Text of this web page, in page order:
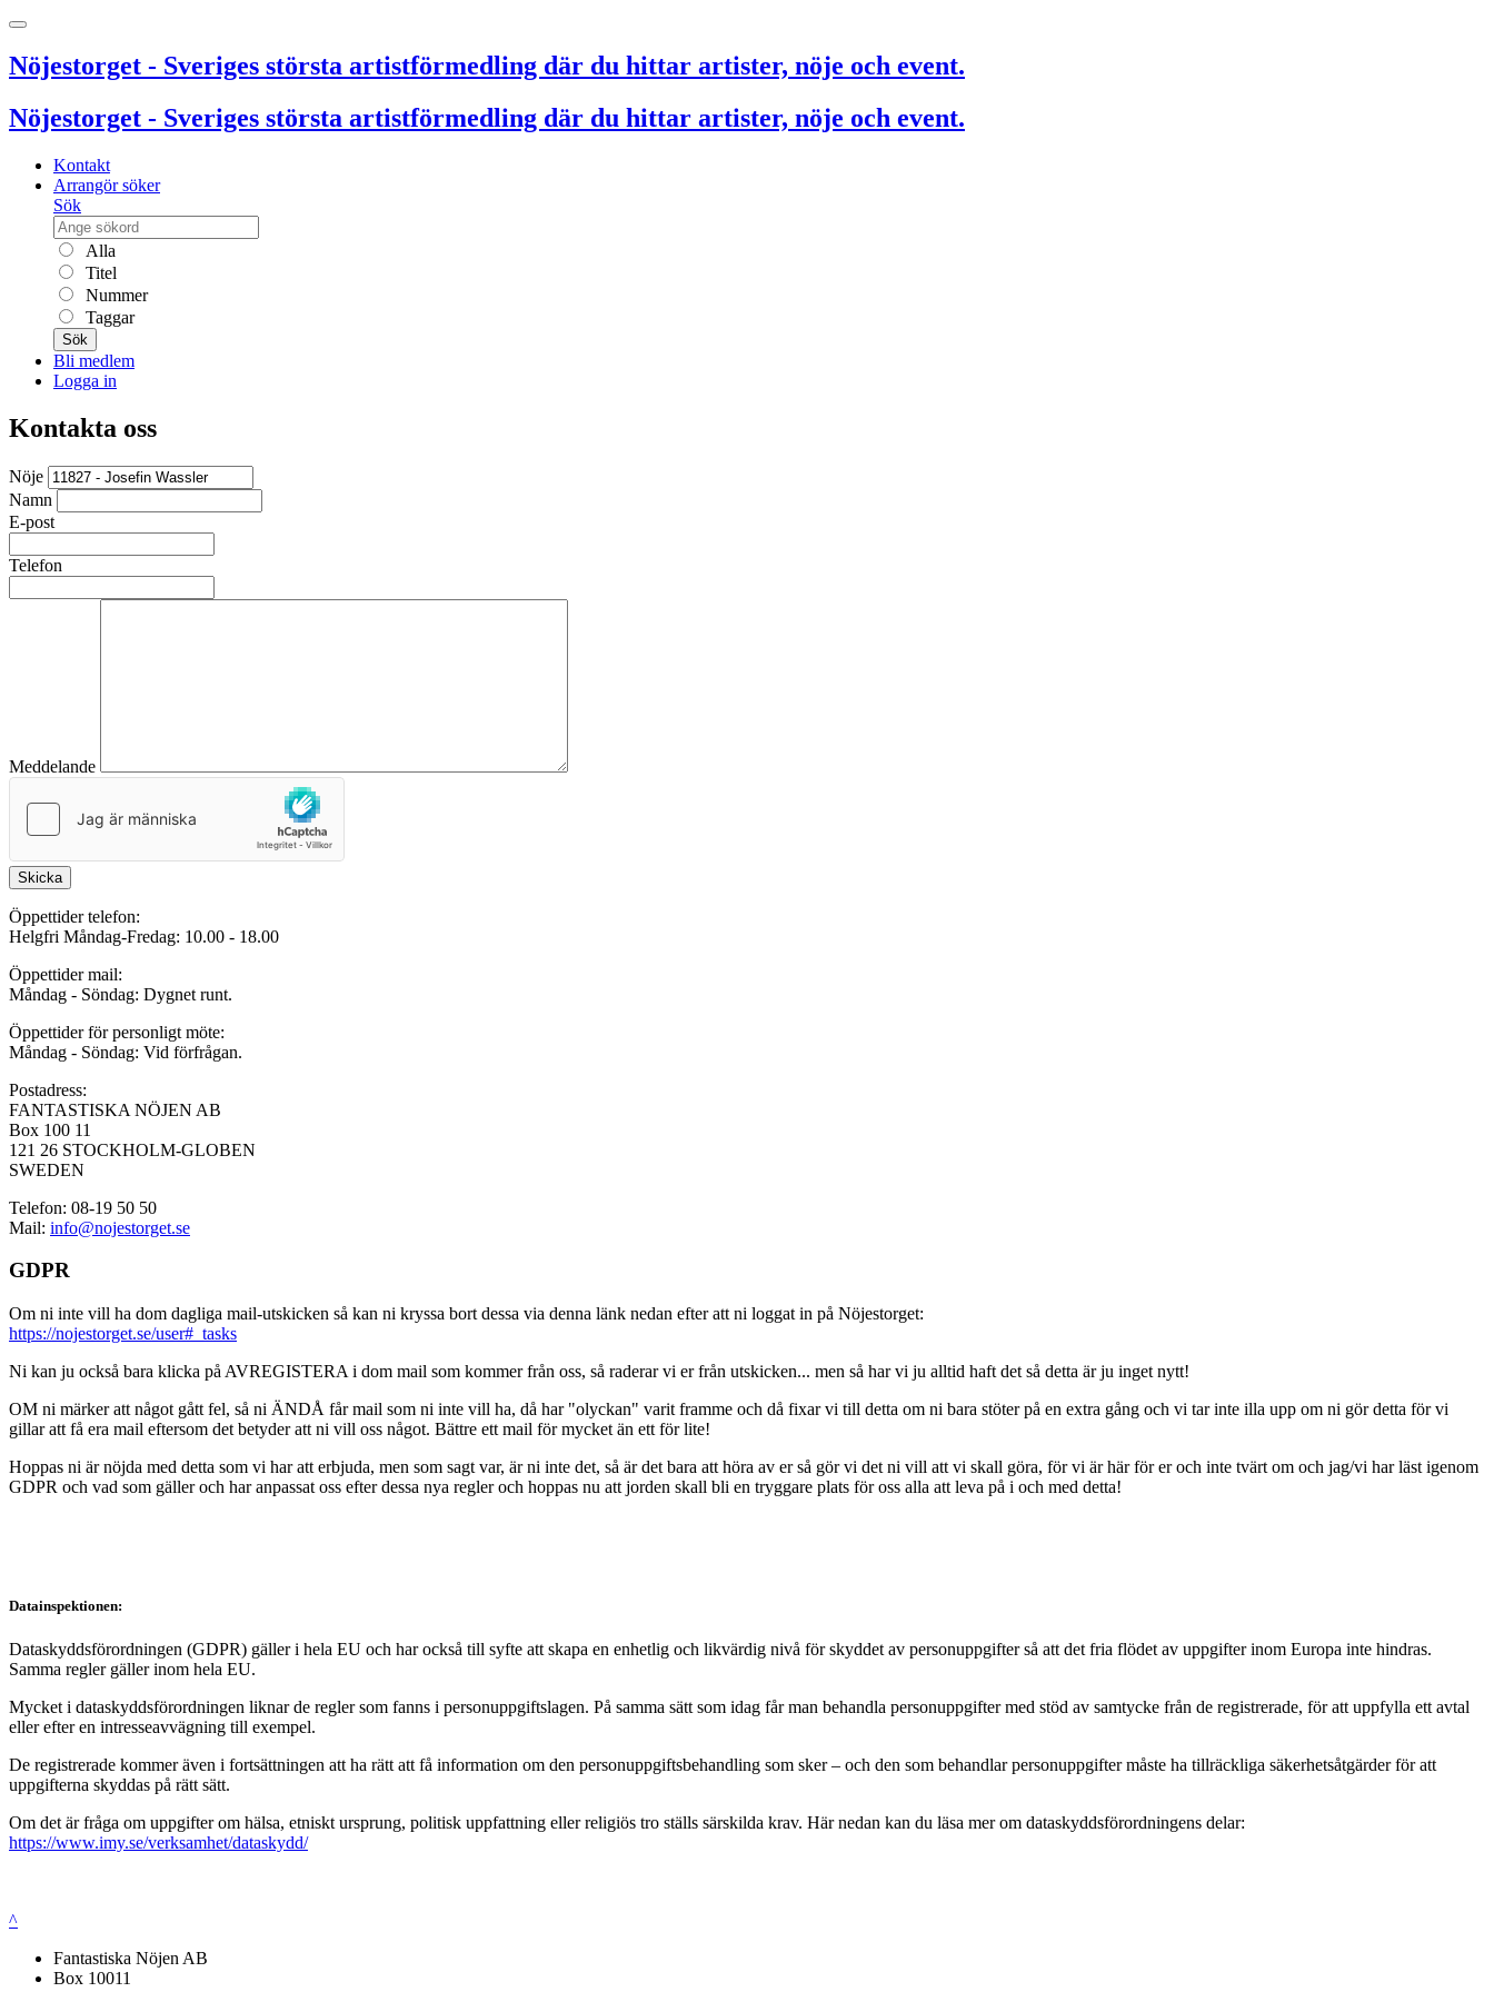
Nöjestorget - Sveriges största artistförmedling där du hittar artister, nöje och event.
Nöjestorget - Sveriges största artistförmedling där du hittar artister, nöje och event.
Kontakt
Arrangör söker
Sök
Alla
Titel
Nummer
Taggar
Sök
Bli medlem
Logga in
Kontakta oss
Nöje
Namn
E-post
Telefon
Meddelande
Skicka
Öppettider telefon:
Helgfri Måndag-Fredag: 10.00 - 18.00
Öppettider mail:
Måndag - Söndag: Dygnet runt.
Öppettider för personligt möte:
Måndag - Söndag: Vid förfrågan.
Postadress:
FANTASTISKA NÖJEN AB
Box 100 11
121 26 STOCKHOLM-GLOBEN
SWEDEN
Telefon: 08-19 50 50
Mail: info@nojestorget.se
GDPR
Om ni inte vill ha dom dagliga mail-utskicken så kan ni kryssa bort dessa via denna länk nedan efter att ni loggat in på Nöjestorget:
https://nojestorget.se/user#_tasks
Ni kan ju också bara klicka på AVREGISTERA i dom mail som kommer från oss, så raderar vi er från utskicken... men så har vi ju alltid haft det så detta är ju inget nytt!
OM ni märker att något gått fel, så ni ÄNDÅ får mail som ni inte vill ha, då har "olyckan" varit framme och då fixar vi till detta om ni bara stöter på en extra gång och vi tar inte illa upp om ni gör detta för vi
gillar att få era mail eftersom det betyder att ni vill oss något. Bättre ett mail för mycket än ett för lite!
Hoppas ni är nöjda med detta som vi har att erbjuda, men som sagt var, är ni inte det, så är det bara att höra av er så gör vi det ni vill att vi skall göra, för vi är här för er och inte tvärt om och jag/vi har läst igenom
GDPR och vad som gäller och har anpassat oss efter dessa nya regler och hoppas nu att jorden skall bli en tryggare plats för oss alla att leva på i och med detta!
Datainspektionen:
Dataskyddsförordningen (GDPR) gäller i hela EU och har också till syfte att skapa en enhetlig och likvärdig nivå för skyddet av personuppgifter så att det fria flödet av uppgifter inom Europa inte hindras.
Samma regler gäller inom hela EU.
Mycket i dataskyddsförordningen liknar de regler som fanns i personuppgiftslagen. På samma sätt som idag får man behandla personuppgifter med stöd av samtycke från de registrerade, för att uppfylla ett avtal
eller efter en intresseavvägning till exempel.
De registrerade kommer även i fortsättningen att ha rätt att få information om den personuppgiftsbehandling som sker – och den som behandlar personuppgifter måste ha tillräckliga säkerhetsåtgärder för att
uppgifterna skyddas på rätt sätt.
Om det är fråga om uppgifter om hälsa, etniskt ursprung, politisk uppfattning eller religiös tro ställs särskilda krav. Här nedan kan du läsa mer om dataskyddsförordningens delar:
https://www.imy.se/verksamhet/dataskydd/
^
Fantastiska Nöjen AB
Box 10011